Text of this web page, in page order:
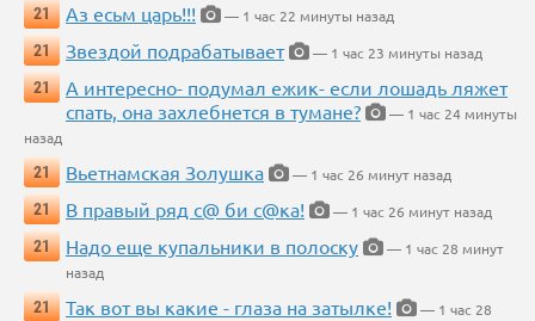
21
Аз есьм царь!!!
— 1 час 22 минуты назад
21
Звездой подрабатывает
— 1 час 23 минуты назад
21
А интересно- подумал ежик- если лошадь ляжет
спать, она захлебнется в тумане?
— 1 час 24 минуты
назад
21
Вьетнамская Золушка
— 1 час 26 минут назад
21
В правый ряд с@ би с@ка!
— 1 час 26 минут назад
21
Надо еще купальники в полоску
— 1 час 28 минут
назад
21
Так вот вы какие - глаза на затылке!
— 1 час 28